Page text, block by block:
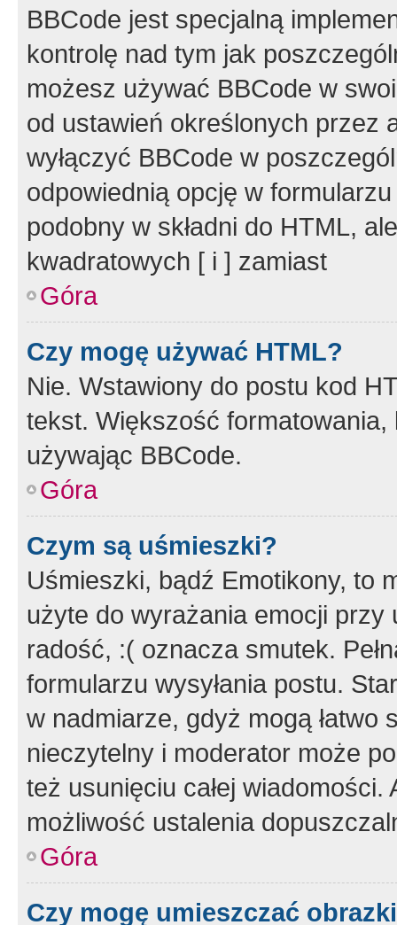
BBCode jest specjalną
kontrolę nad tym jak
możesz używać BBCode w
od ustawień określonych przez
wyłączyć BBCode w
odpowiednią opcję w
podobny w składni do HTML,
kwadratowych [ i ] zamiast
Góra
Czy mogę używać HTML?
Nie. Wstawiony do postu kod
tekst. Większość
używając BBCode.
Góra
Czym są uśmieszki?
Uśmieszki, bądź Emotikony, to
użyte do wyrażania emocji
radość, :( oznacza smutek.
formularzu wysyłania postu.
w nadmiarze, gdyż mogą
nieczytelny i moderator może
też usunięciu całej
możliwość ustalenia
Góra
Czy mogę umieszczać